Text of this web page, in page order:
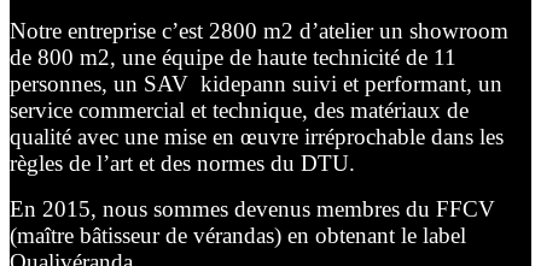
Notre entreprise c’est 2800 m2 d’atelier un showroom
de 800 m2, une équipe de haute technicité de 11
personnes, un SAV kidepann suivi et performant, un
service commercial et technique, des matériaux de
qualité avec une mise en œuvre irréprochable dans les
règles de l’art et des normes du DTU.
En 2015, nous sommes devenus membres du FFCV
(maître bâtisseur de vérandas) en obtenant le label